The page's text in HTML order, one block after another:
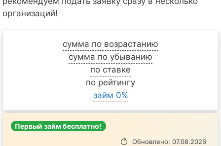
организаций!
сумма по возрастанию
сумма по убыванию
по ставке
по рейтингу
займ 0%
Первый займ бесплатно!
Обновлено: 07.08.2026